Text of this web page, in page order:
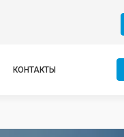
КОНТАКТЫ